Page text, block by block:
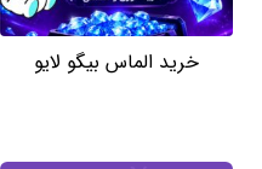
خرید الماس بیگو لایو